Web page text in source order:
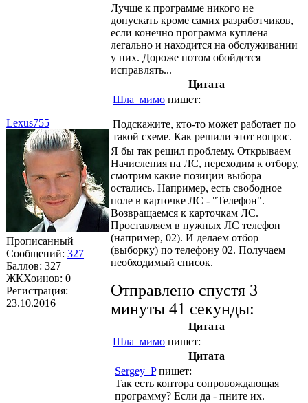
Lexus755
Прописанный
Сообщений: 327
Баллов: 327
ЖКХоинов: 0
Регистрация:
23.10.2016
Лучше к программе никого не
допускать кроме самих разработчиков,
если конечно программа куплена
легально и находится на обслуживании
у них. Дороже потом обойдется
исправлять...
Цитата
Шла_мимо пишет:
Подскажите, кто-то может работает по
такой схеме. Как решили этот вопрос.
Я бы так решил проблему. Открываем
Начисления на ЛС, переходим к отбору,
смотрим какие позиции выбора
остались. Например, есть свободное
поле в карточке ЛС - "Телефон".
Возвращаемся к карточкам ЛС.
Проставляем в нужных ЛС телефон
(например, 02). И делаем отбор
(выборку) по телефону 02. Получаем
необходимый список.
Отправлено спустя 3
минуты 41 секунды:
Цитата
Шла_мимо пишет:
Цитата
Sergey_Pпишет:
Так есть контора сопровождающая
программу? Если да - пните их.